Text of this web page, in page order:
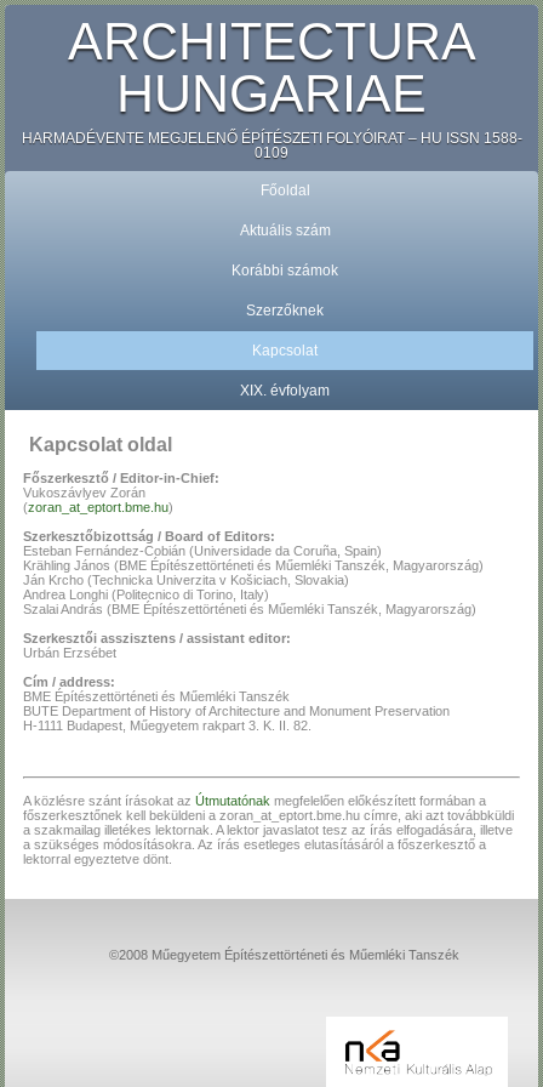
ARCHITECTURA
HUNGARIAE
HARMADÉVENTE MEGJELENŐ ÉPÍTÉSZETI FOLYÓIRAT – HU ISSN 1588-
0109
Főoldal
Aktuális szám
Korábbi számok
Szerzőknek
Kapcsolat
XIX. évfolyam
Kapcsolat oldal
Főszerkesztő / Editor-in-Chief:
Vukoszávlyev Zorán
(zoran_at_eptort.bme.hu)
Szerkesztőbizottság / Board of Editors:
Esteban Fernández-Cobián (Universidade da Coruña, Spain)
Krähling János (BME Építészettörténeti és Műemléki Tanszék, Magyarország)
Ján Krcho (Technicka Univerzita v Košiciach, Slovakia)
Andrea Longhi (Politecnico di Torino, Italy)
Szalai András (BME Építészettörténeti és Műemléki Tanszék, Magyarország)
Szerkesztői asszisztens / assistant editor:
Urbán Erzsébet
Cím / address:
BME Építészettörténeti és Műemléki Tanszék
BUTE Department of History of Architecture and Monument Preservation
H-1111 Budapest, Műegyetem rakpart 3. K. II. 82.
A közlésre szánt írásokat azÚtmutatónak megfelelően előkészített formában a
főszerkesztőnek kell beküldeni a zoran_at_eptort.bme.hu címre, aki azt továbbküldi
a szakmailag illetékes lektornak. A lektor javaslatot tesz az írás elfogadására, illetve
a szükséges módosításokra. Az írás esetleges elutasításáról a főszerkesztő a
lektorral egyeztetve dönt.
©2008 Műegyetem Építészettörténeti és Műemléki Tanszék